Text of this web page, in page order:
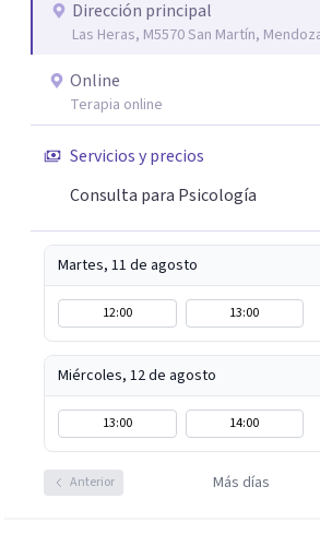
Dirección principal
Las Heras, M5570 San Martín,
Online
Terapia online
Servicios y precios
Consulta para Psicología
Martes, 11 de agosto
12:00 13:00
Miércoles, 12 de agosto
13:00 14:00
Anterior Más días